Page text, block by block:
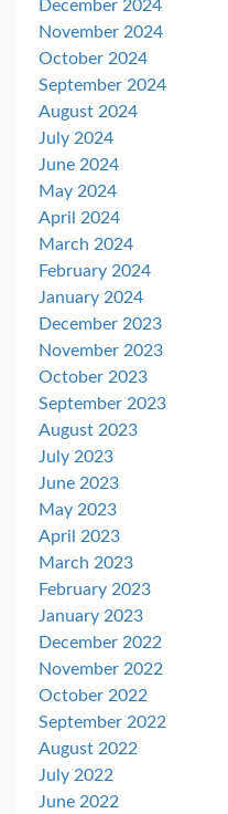
December 2024
November 2024
October 2024
September 2024
August 2024
July 2024
June 2024
May 2024
April 2024
March 2024
February 2024
January 2024
December 2023
November 2023
October 2023
September 2023
August 2023
July 2023
June 2023
May 2023
April 2023
March 2023
February 2023
January 2023
December 2022
November 2022
October 2022
September 2022
August 2022
July 2022
June 2022